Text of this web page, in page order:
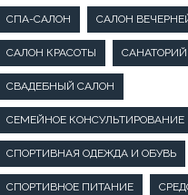
СПА-САЛОН САЛОН
САЛОН КРАСОТЫ САНАТОРИЙ
СВАДЕБНЫЙ САЛОН
СЕМЕЙНОЕ КОНСУЛЬТИРОВАНИЕ
СПОРТИВНАЯ ОДЕЖДА И ОБУВЬ
СПОРТИВНОЕ ПИТАНИЕ